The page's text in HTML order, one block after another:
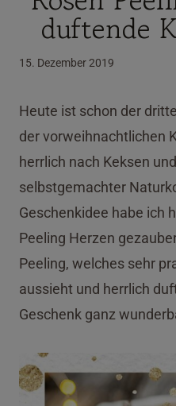
duftende
15. Dezember 2019
Heute ist schon der
der vorweihnachtlichen
herrlich nach Keksen
selbstgemachter
Geschenkidee habe ich
Peeling Herzen
Peeling, welches sehr
aussieht und herrlich
Geschenk ganz